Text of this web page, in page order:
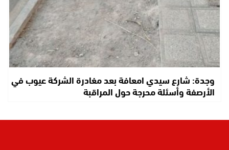
وجدة: شارع سيدي امعافة بعد مغادرة الشركة عيوب في
الأرصفة وأسئلة محرجة حول المراقبة